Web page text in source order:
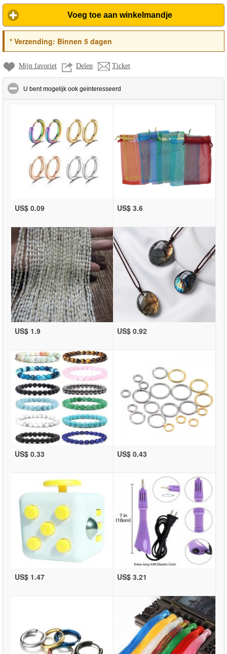
Voeg toe aan winkelmandje
*Verzending: Binnen 5 dagen
Mijn favoriet Delen Ticket
U bent mogelijk ook geïnteresseerd
US$ 0.09 US$ 3.6
US$ 1.9 US$ 0.92
US$ 0.33 US$ 0.43
US$ 1.47 US$ 3.21